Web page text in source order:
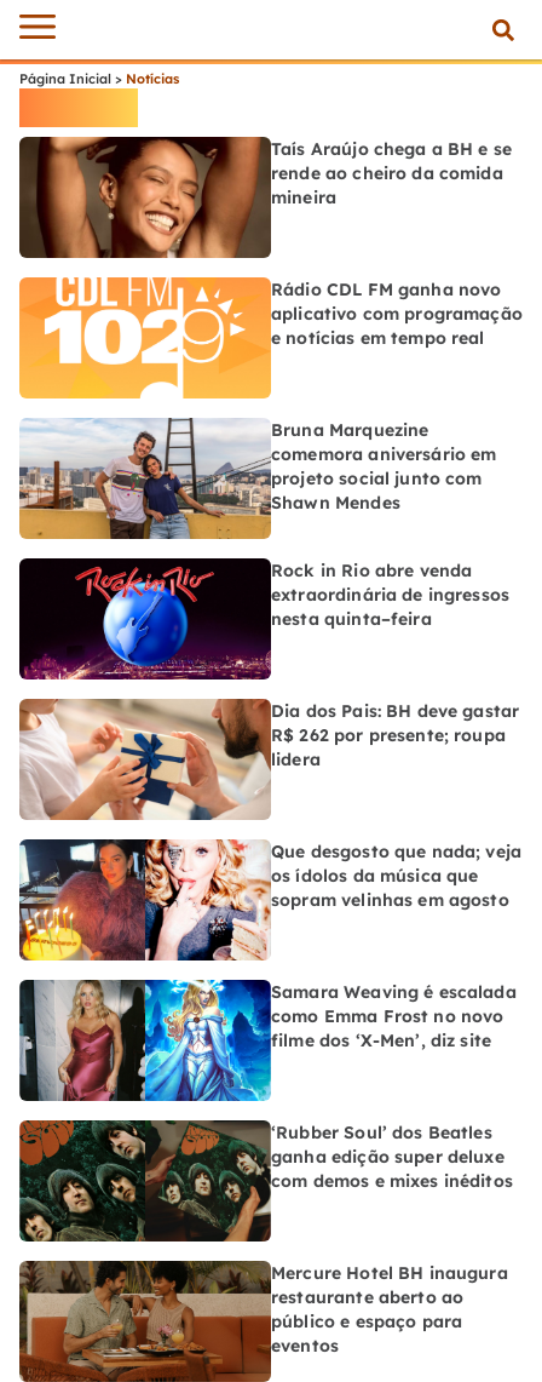
Página Inicial > Notícias
Taís Araújo chega a BH e se
rende ao cheiro da comida
mineira
Rádio CDL FM ganha novo
aplicativo com programação
e notícias em tempo real
Bruna Marquezine
comemora aniversário em
projeto social junto com
Shawn Mendes
Rock in Rio abre venda
extraordinária de ingressos
nesta quinta–feira
Dia dos Pais: BH deve gastar
R$ 262 por presente; roupa
lidera
Que desgosto que nada; veja
os ídolos da música que
sopram velinhas em agosto
Samara Weaving é escalada
como Emma Frost no novo
filme dos ‘X-Men’, diz site
‘Rubber Soul’ dos Beatles
ganha edição super deluxe
com demos e mixes inéditos
Mercure Hotel BH inaugura
restaurante aberto ao
público e espaço para
eventos